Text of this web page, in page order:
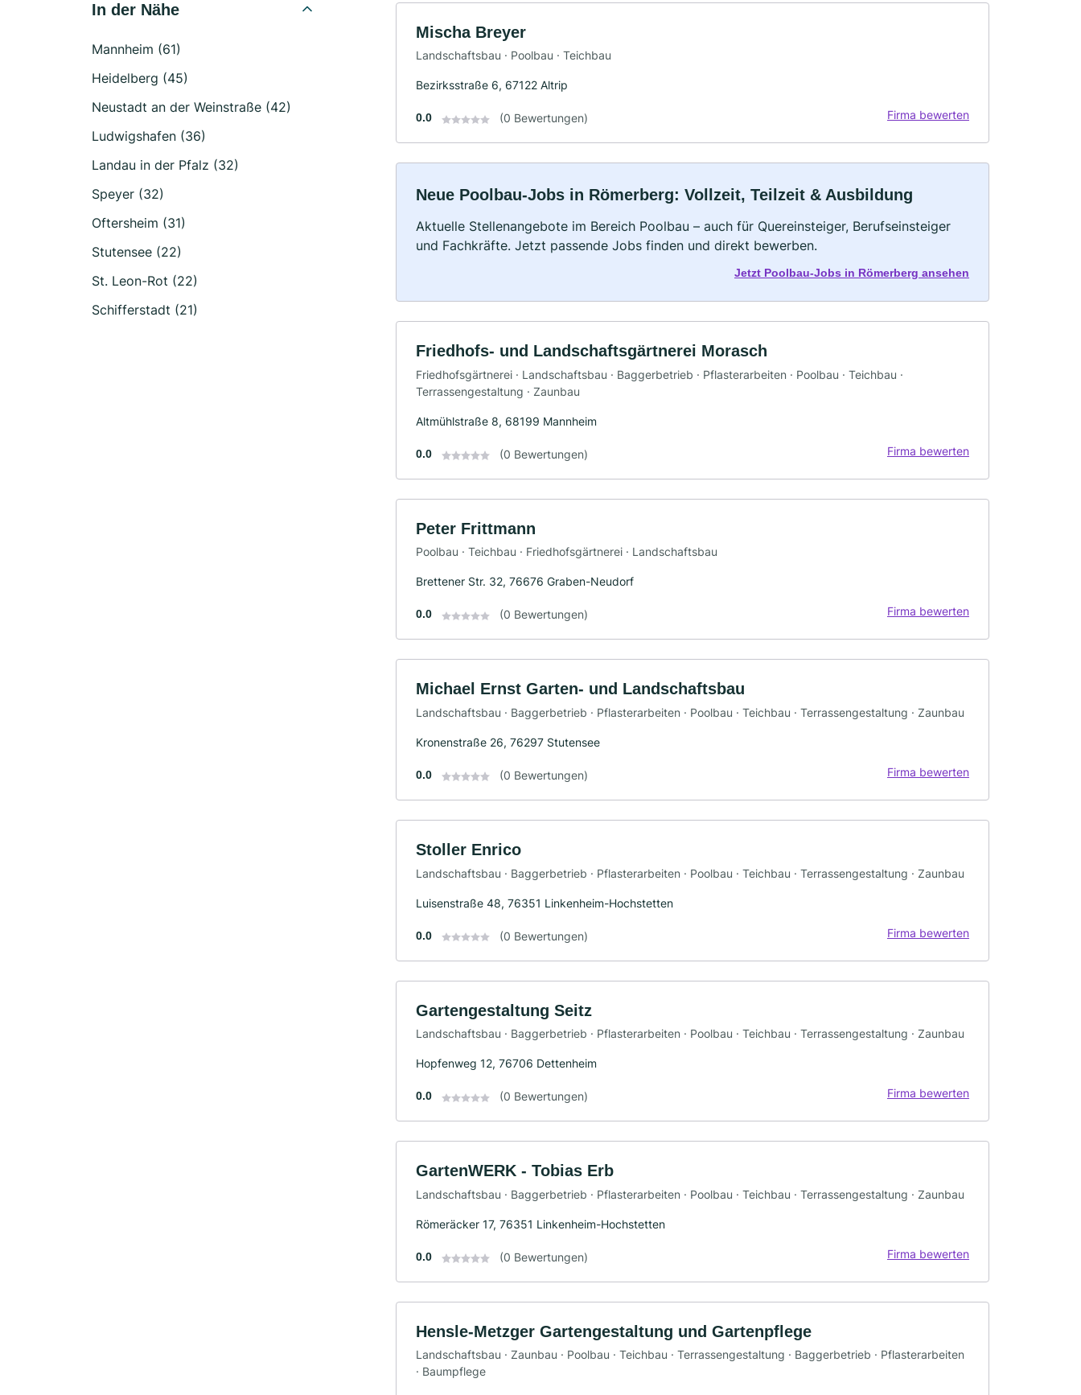
In der Nähe
Mannheim (61)
Heidelberg (45)
Neustadt an der Weinstraße (42)
Ludwigshafen (36)
Landau in der Pfalz (32)
Speyer (32)
Oftersheim (31)
Stutensee (22)
St. Leon-Rot (22)
Schifferstadt (21)
Mischa Breyer
Landschaftsbau · Poolbau · Teichbau
Bezirksstraße 6, 67122 Altrip
0.0 (0 Bewertungen) Firma bewerten
Neue Poolbau-Jobs in Römerberg: Vollzeit, Teilzeit & Ausbildung
Aktuelle Stellenangebote im Bereich Poolbau – auch für Quereinsteiger, Berufseinsteiger
und Fachkräfte. Jetzt passende Jobs finden und direkt bewerben.
Jetzt Poolbau-Jobs in Römerberg ansehen
Friedhofs- und Landschaftsgärtnerei Morasch
Friedhofsgärtnerei · Landschaftsbau · Baggerbetrieb · Pflasterarbeiten · Poolbau · Teichbau ·
Terrassengestaltung · Zaunbau
Altmühlstraße 8, 68199 Mannheim
0.0 (0 Bewertungen) Firma bewerten
Peter Frittmann
Poolbau · Teichbau · Friedhofsgärtnerei · Landschaftsbau
Brettener Str. 32, 76676 Graben-Neudorf
0.0 (0 Bewertungen) Firma bewerten
Michael Ernst Garten- und Landschaftsbau
Landschaftsbau · Baggerbetrieb · Pflasterarbeiten · Poolbau · Teichbau · Terrassengestaltung · Zaunbau
Kronenstraße 26, 76297 Stutensee
0.0 (0 Bewertungen) Firma bewerten
Stoller Enrico
Landschaftsbau · Baggerbetrieb · Pflasterarbeiten · Poolbau · Teichbau · Terrassengestaltung · Zaunbau
Luisenstraße 48, 76351 Linkenheim-Hochstetten
0.0 (0 Bewertungen) Firma bewerten
Gartengestaltung Seitz
Landschaftsbau · Baggerbetrieb · Pflasterarbeiten · Poolbau · Teichbau · Terrassengestaltung · Zaunbau
Hopfenweg 12, 76706 Dettenheim
0.0 (0 Bewertungen) Firma bewerten
GartenWERK - Tobias Erb
Landschaftsbau · Baggerbetrieb · Pflasterarbeiten · Poolbau · Teichbau · Terrassengestaltung · Zaunbau
Römeräcker 17, 76351 Linkenheim-Hochstetten
0.0 (0 Bewertungen) Firma bewerten
Hensle-Metzger Gartengestaltung und Gartenpflege
Landschaftsbau · Zaunbau · Poolbau · Teichbau · Terrassengestaltung · Baggerbetrieb · Pflasterarbeiten
· Baumpflege